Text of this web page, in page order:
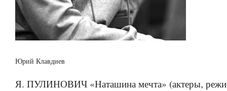
Юрий Клавдиев
Я. ПУЛИНОВИЧ «Наташина мечта» (актеры,